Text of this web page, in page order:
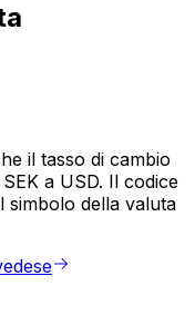
il tasso di cambio
a USD. Il codice
simbolo della valuta